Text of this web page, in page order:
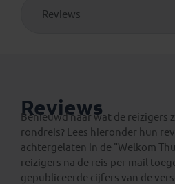
Reviews
Reviews
Benieuwd naar wat de reizigers
rondreis? Lees hieronder hun
achtergelaten in de "Welkom
reizigers na de reis per mail
gepubliceerde cijfers van de